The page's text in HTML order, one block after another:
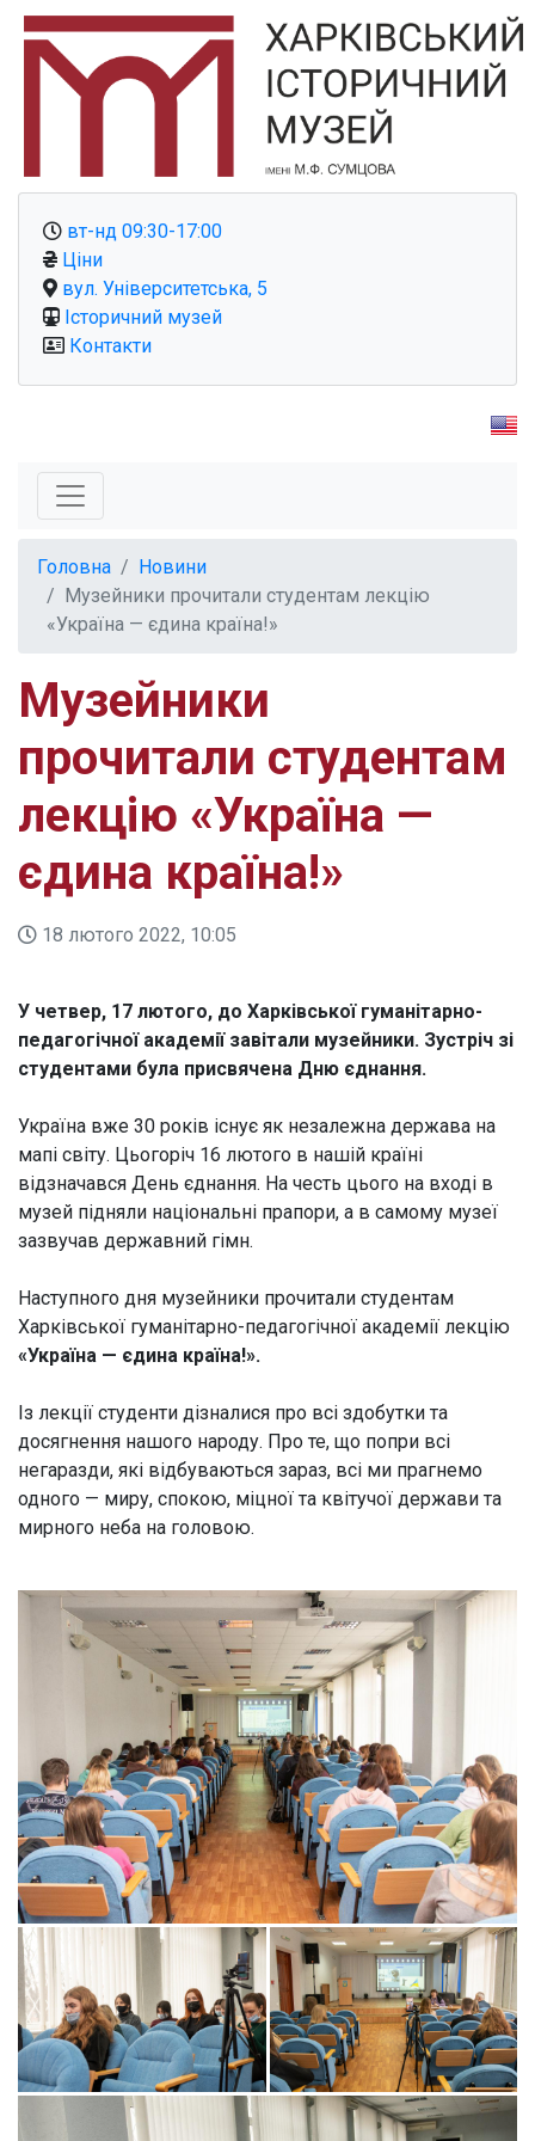
вт-нд 09:30-17:00
Ціни
вул. Університетська, 5
Історичний музей
Контакти
Головна
Новини
Музейники прочитали студентам лекцію
«Україна — єдина країна!»
Музейники
прочитали студентам
лекцію «Україна —
єдина країна!»
18 лютого 2022, 10:05
У четвер, 17 лютого, до Харківської гуманітарно-
педагогічної академії завітали музейники. Зустріч зі
студентами була присвячена Дню єднання.
Україна вже 30 років існує як незалежна держава на
мапі світу. Цьогоріч 16 лютого в нашій країні
відзначався День єднання. На честь цього на вході в
музей підняли національні прапори, а в самому музеї
зазвучав державний гімн.
Наступного дня музейники прочитали студентам
Харківської гуманітарно-педагогічної академії лекцію
«Україна — єдина країна!».
Із лекції студенти дізналися про всі здобутки та
досягнення нашого народу. Про те, що попри всі
негаразди, які відбуваються зараз, всі ми прагнемо
одного — миру, спокою, міцної та квітучої держави та
мирного неба на головою.